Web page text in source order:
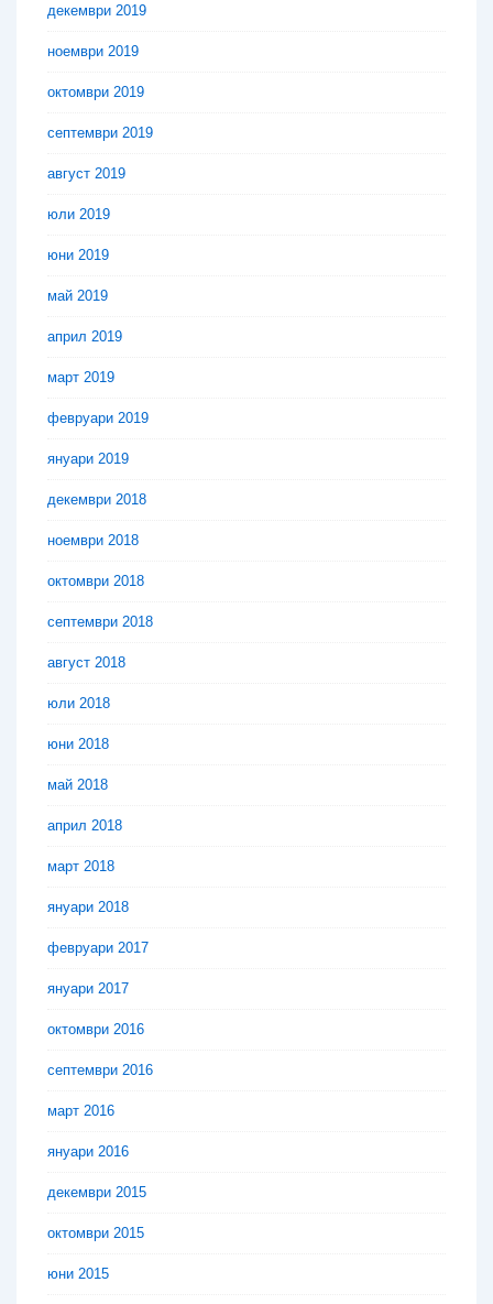
декември 2019
ноември 2019
октомври 2019
септември 2019
август 2019
юли 2019
юни 2019
май 2019
април 2019
март 2019
февруари 2019
януари 2019
декември 2018
ноември 2018
октомври 2018
септември 2018
август 2018
юли 2018
юни 2018
май 2018
април 2018
март 2018
януари 2018
февруари 2017
януари 2017
октомври 2016
септември 2016
март 2016
януари 2016
декември 2015
октомври 2015
юни 2015